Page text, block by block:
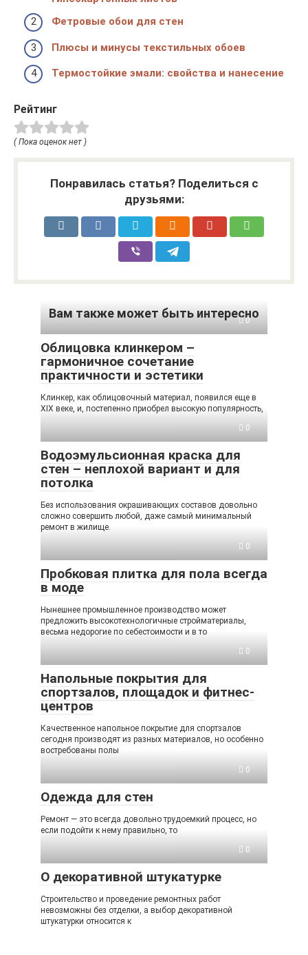
Фетровые обои для стен
Плюсы и минусы текстильных обоев
Термостойкие эмали: свойства и нанесение
Рейтинг
( Пока оценок нет )
Понравилась статья? Поделиться с
друзьями:
Вам также может быть интересно
0
Облицовка клинкером –
гармоничное сочетание
практичности и эстетики
Клинкер, как облицовочный материал, появился еще в
XIX веке, и, постепенно приобрел высокую популярность,
0
Водоэмульсионная краска для
стен – неплохой вариант и для
потолка
Без использования окрашивающих составов довольно
сложно совершить любой, даже самый минимальный
ремонт в жилище.
0
Пробковая плитка для пола всегда
в моде
Нынешнее промышленное производство может
предложить высокотехнологичные стройматериалы,
весьма недорогие по себестоимости и в то
0
Напольные покрытия для
спортзалов, площадок и фитнес-
центров
Качественное напольное покрытие для спортзалов
сегодня производят из разных материалов, но особенно
востребованы полы
0
Одежда для стен
Ремонт — это всегда довольно трудоемкий процесс, но
если подойти к нему правильно, то
0
О декоративной штукатурке
Строительство и проведение ремонтных работ
невозможны без отделки, а выбор декоративной
штукатурки относится к